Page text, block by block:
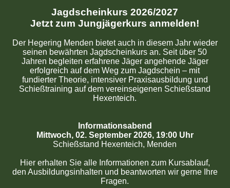
Jagdscheinkurs 2026/2027
Jetzt zum Jungjägerkurs anmelden!
Der Hegering Menden bietet auch in diesem Jahr wieder
seinen bewährten Jagdscheinkurs an. Seit über 50
Jahren begleiten erfahrene Jäger angehende Jäger
erfolgreich auf dem Weg zum Jagdschein – mit
fundierter Theorie, intensiver Praxisausbildung und
Schießtraining auf dem vereinseigenen Schießstand
Hexenteich.
Informationsabend
Mittwoch, 02. September 2026, 19:00 Uhr
Schießstand Hexenteich, Menden
Hier erhalten Sie alle Informationen zum Kursablauf,
den Ausbildungsinhalten und beantworten wir gerne Ihre
Fragen.